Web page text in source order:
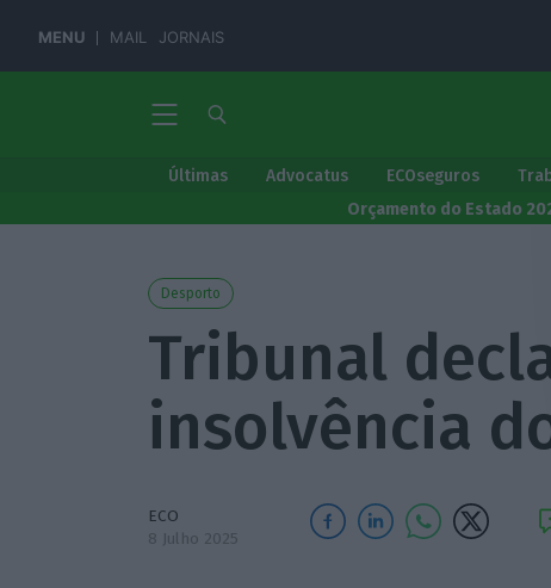
MENU MAIL JORNAIS
Últimas Advocatus ECOseguros
Orçamento do Estado
Desporto
Tribunal
insolvência
ECO
8 Julho 2025